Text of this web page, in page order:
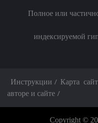
Полное или
индексируемой
Инструкции Карта
авторе и сайте
Copyright ©